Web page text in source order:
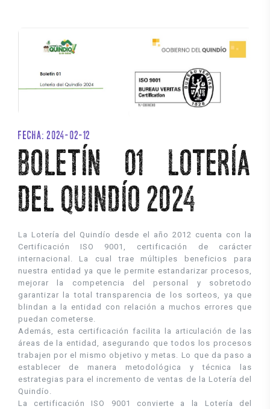
FECHA: 2024-02-12
BOLETÍN 01 LOTERÍA
DEL QUINDÍO 2024
La Lotería del Quindío desde el año 2012 cuenta con la
Certificación ISO 9001, certificación de carácter
internacional. La cual trae múltiples beneficios para
nuestra entidad ya que le permite estandarizar procesos,
mejorar la competencia del personal y sobretodo
garantizar la total transparencia de los sorteos, ya que
blindan a la entidad con relación a muchos errores que
puedan cometerse.
Además, esta certificación facilita la articulación de las
áreas de la entidad, asegurando que todos los procesos
trabajen por el mismo objetivo y metas. Lo que da paso a
establecer de manera metodológica y técnica las
estrategias para el incremento de ventas de la Lotería del
Quindío.
La certificación ISO 9001 convierte a la Lotería del